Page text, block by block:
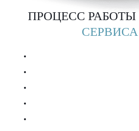
ПРОЦЕСС РАБОТЫ
СЕРВИСА